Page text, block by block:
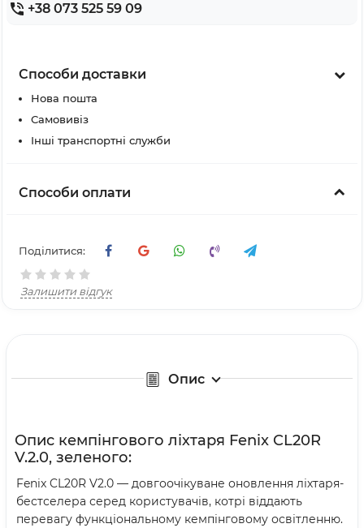
+38 073 525 59 09
Способи доставки
Нова пошта
Самовивіз
Інші транспортні служби
Способи оплати
Поділитися:
Залишити відгук
Опис
Опис кемпінгового ліхтаря Fenix CL20R
V.2.0, зеленого:
Fenix CL20R V2.0 — довгоочікуване оновлення ліхтаря-
бестселера серед користувачів, котрі віддають
перевагу функціональному кемпінговому освітленню.